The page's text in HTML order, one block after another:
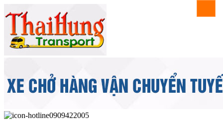
0909422005